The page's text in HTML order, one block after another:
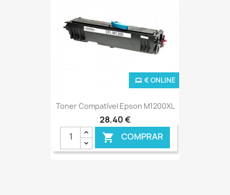
Toner Compatível Epson M1200XL
28,40 €
 COMPRAR
€ ONLINE